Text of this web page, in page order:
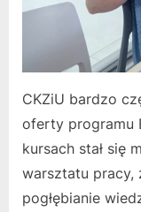
CKZiU bardzo
oferty programu
kursach stał się
warsztatu pracy,
pogłębianie